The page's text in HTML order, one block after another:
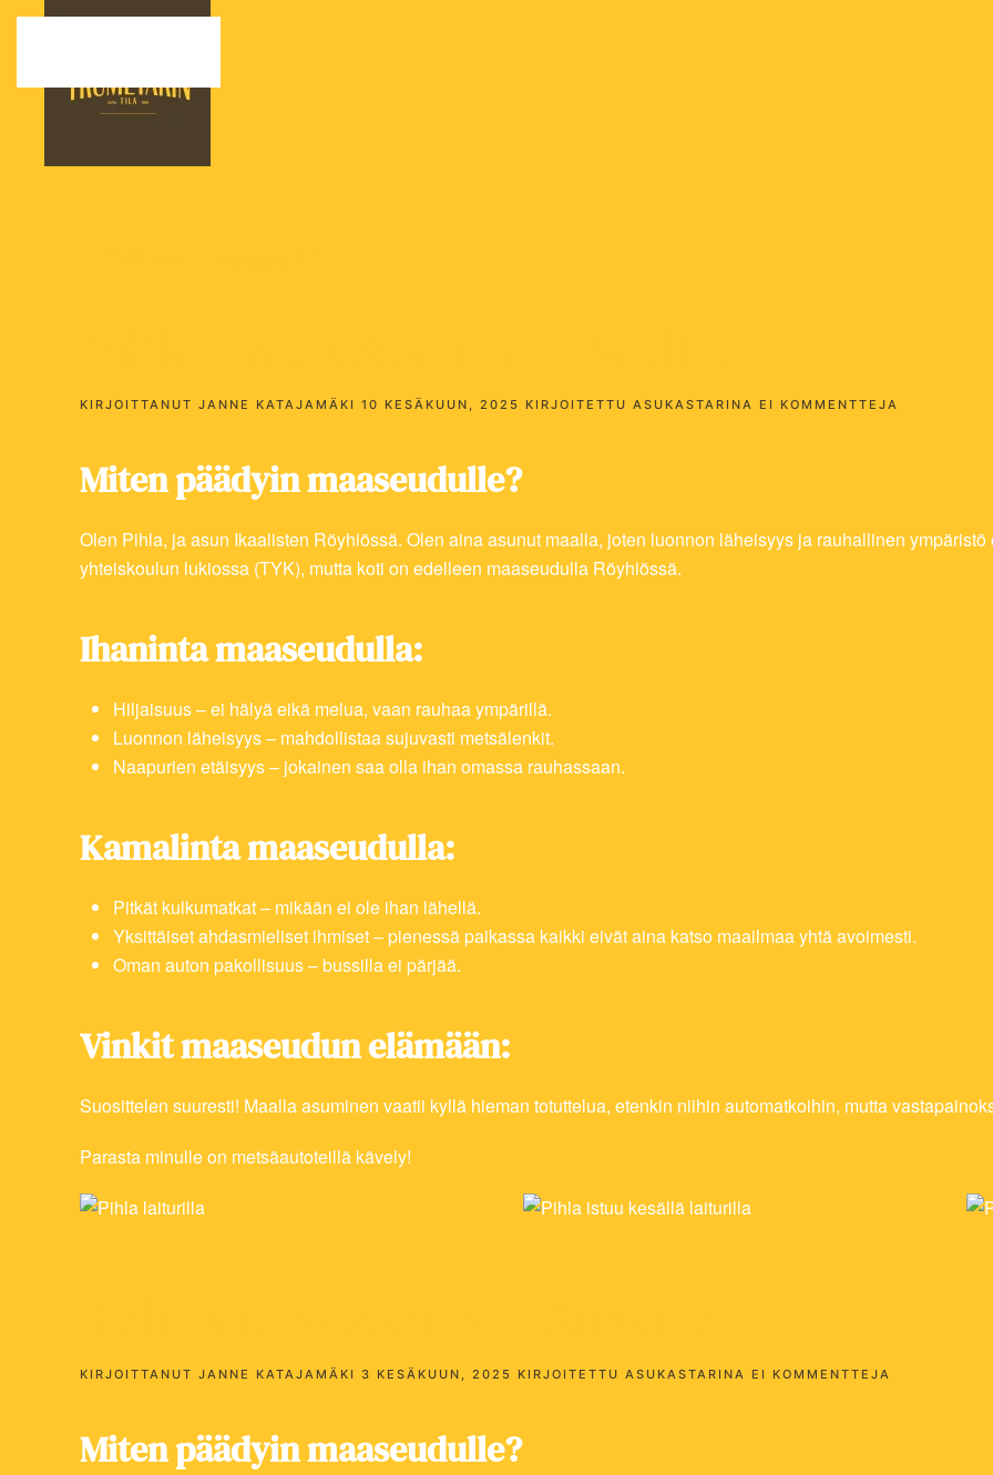
KIRJOITTANUT JANNE KATAJAMÄKI 10 KESÄKUUN, 2025 KIRJOITETTU ASUKASTARINA EI KOMMENTTEJA
Miten päädyin maaseudulle?
Olen Pihla, ja asun Ikaalisten Röyhiössä. Olen aina asunut maalla, joten luonnon läheisyys ja rauhallinen
yhteiskoulun lukiossa (TYK), mutta koti on edelleen maaseudulla Röyhiössä.
Ihaninta maaseudulla:
Hiljaisuus – ei hälyä eikä melua, vaan rauhaa ympärillä.
Luonnon läheisyys – mahdollistaa sujuvasti metsälenkit.
Naapurien etäisyys – jokainen saa olla ihan omassa rauhassaan.
Kamalinta maaseudulla:
Pitkät kulkumatkat – mikään ei ole ihan lähellä.
Yksittäiset ahdasmieliset ihmiset – pienessä paikassa kaikki eivät aina katso maailmaa yhtä avoimesti.
Oman auton pakollisuus – bussilla ei pärjää.
Vinkit maaseudun elämään:
Suosittelen suuresti! Maalla asuminen vaatii kyllä hieman totuttelua, etenkin niihin automatkoihin, mutta
Parasta minulle on metsäautoteillä kävely!
KIRJOITTANUT JANNE KATAJAMÄKI 3 KESÄKUUN, 2025 KIRJOITETTU ASUKASTARINA EI KOMMENTTEJA
Miten päädyin maaseudulle?